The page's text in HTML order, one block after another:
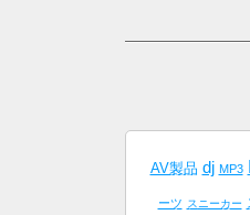
AV製品 dj MP3
ーツ スニーカー